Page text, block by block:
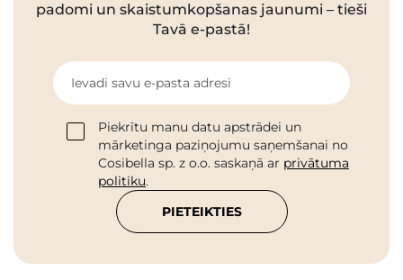
padomi un skaistumkopšanas jaunumi – tieši
Tavā e-pastā!
Ievadi savu e-pasta adresi
Piekrītu manu datu apstrādei un
mārketinga paziņojumu saņemšanai no
Cosibella sp. z o.o. saskaņā ar privātuma
politiku.
PIETEIKTIES